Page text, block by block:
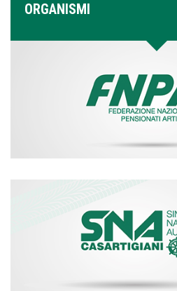
ORGANISMI